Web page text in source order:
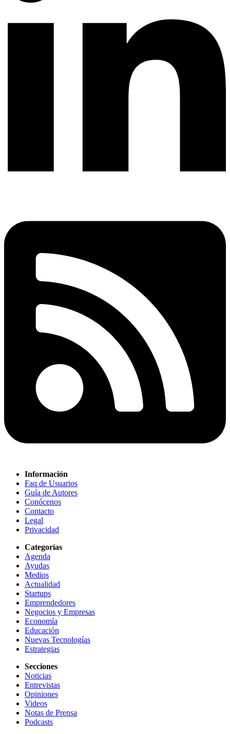
Información
Faq de Usuarios
Guía de Autores
Conócenos
Contacto
Legal
Privacidad
Categorías
Agenda
Ayudas
Medios
Actualidad
Startups
Emprendedores
Negocios y Empresas
Economía
Educación
Nuevas Tecnologías
Estrategias
Secciones
Noticias
Entrevistas
Opiniones
Videos
Notas de Prensa
Podcasts